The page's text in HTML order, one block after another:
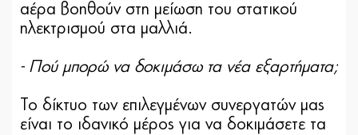
αέρα βοηθούν στη μείωση του στατικού
ηλεκτρισμού στα μαλλιά.
- Πού μπορώ να δοκιμάσω τα νέα εξαρτήματα;
Το δίκτυο των επιλεγμένων συνεργατών μας
είναι το ιδανικό μέρος για να δοκιμάσετε τα